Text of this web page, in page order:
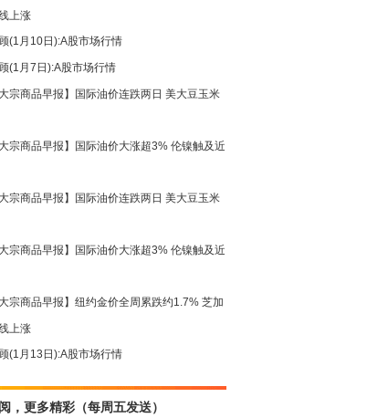
上涨
(1月10日):A股市场行情
(1月7日):A股市场行情
大宗商品早报】国际油价连跌两日 美大豆玉米
大宗商品早报】国际油价大涨超3% 伦镍触及近
大宗商品早报】国际油价连跌两日 美大豆玉米
大宗商品早报】国际油价大涨超3% 伦镍触及近
大宗商品早报】纽约金价全周累跌约1.7% 芝加
上涨
(1月13日):A股市场行情
，更多精彩（每周五发送）